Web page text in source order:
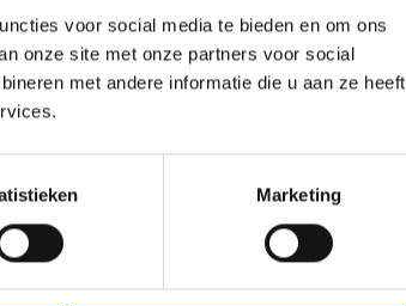
voor social media te bieden en om ons
onze site met onze partners voor social
met andere informatie die u aan ze heeft
Marketing